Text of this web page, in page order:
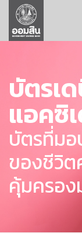
ลูกค้าธุรกิจ
ลูกค้าผู้ประก
เกี่ยวกับธนา
การพัฒนาที่
ข่าวสาร
บริการทางกา
อื่นๆ
บริการออนไ
บัตรเ
แอคซิ
บัตรที่มอ
ของชีวิ
คุ้มครอง